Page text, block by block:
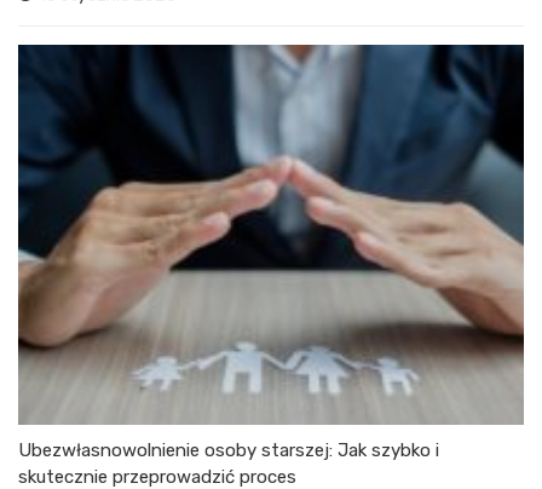
Ubezwłasnowolnienie osoby starszej: Jak szybko i
skutecznie przeprowadzić proces